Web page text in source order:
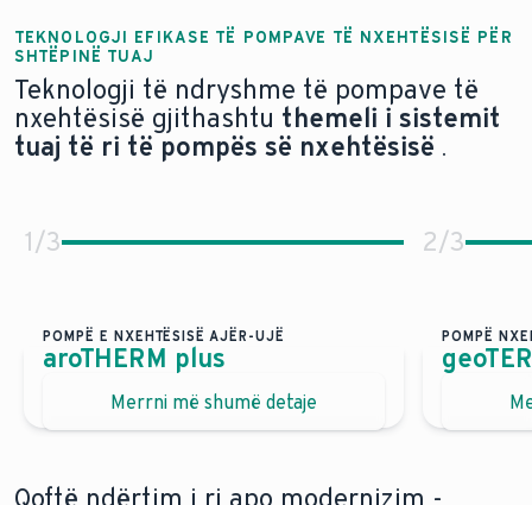
TEKNOLOGJI EFIKASE TË POMPAVE TË NXEHTËSISË PËR
SHTËPINË TUAJ
Teknologji të ndryshme të pompave të
nxehtësisë gjithashtu themeli i sistemit
tuaj të ri të pompës së nxehtësisë .
1/3
POMPË E NXEHTËSISË AJËR-UJË
aroTHERM plus
Merrni më shumë detaje
Efikasitet në formën e tij më fleksibile.
Pompa jonë më efikase e nxehtësisë ajër/ujë ul
Liri maksimale pozicionimi falë zonave mbrojtëse
2/3
POMPË
Qoftë ndërtim i ri apo modernizim -